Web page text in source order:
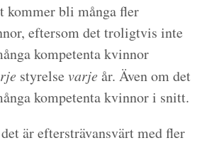
kommer bli många fler
eftersom det troligtvis inte
kompetenta kvinnor
styrelse varjeår. Även om det
kompetenta kvinnor i snitt.
är eftersträvansvärt med fler